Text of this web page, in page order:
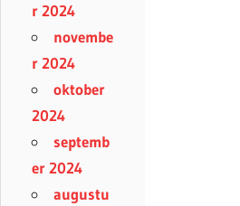
r 2024
novembe
r 2024
oktober
2024
septemb
er 2024
augustu